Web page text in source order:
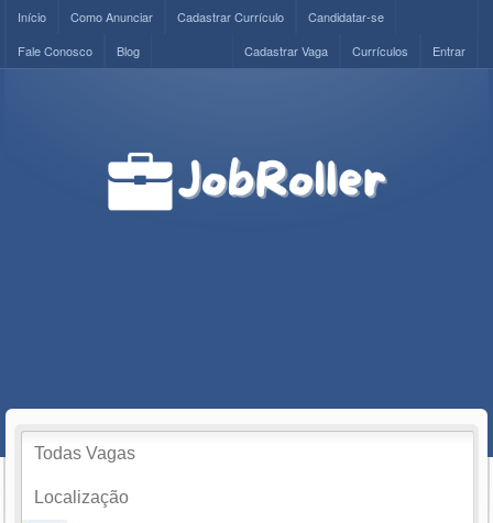
Início Como Anunciar Cadastrar Currículo
Candidatar-se
Fale Conosco
Blog Entrar
Currículos
Cadastrar Vaga